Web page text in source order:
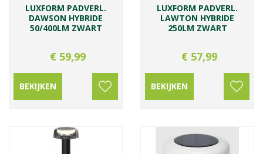
LUXFORM PADVERL.
DAWSON HYBRIDE
50/400LM ZWART
€ 59,99
BEKIJKEN
LUXFORM PADVERL.
LAWTON HYBRIDE
250LM ZWART
€ 57,99
BEKIJKEN